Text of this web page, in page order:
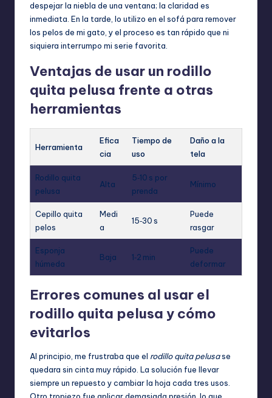
despejar la niebla de una ventana; la claridad es
inmediata. En la tarde, lo utilizo en el sofá para remover
los pelos de mi gato, y el proceso es tan rápido que ni
siquiera interrumpo mi serie favorita.
Ventajas de usar un rodillo
quita pelusa frente a otras
herramientas
Herramienta
Efica
cia
Tiempo de
uso
Daño a la
tela
Rodillo quita
pelusa
Alta
5‑10 s por
prenda
Mínimo
Cepillo quita
pelos
Medi
a
15‑30 s
Puede
rasgar
Esponja
húmeda
Baja 1‑2 min
Puede
deformar
Errores comunes al usar el
rodillo quita pelusa y cómo
evitarlos
Al principio, me frustraba que el rodillo quita pelusase
quedara sin cinta muy rápido. La solución fue llevar
siempre un repuesto y cambiar la hoja cada tres usos.